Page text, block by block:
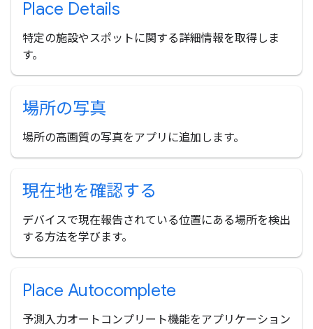
Place Details
特定の施設やスポットに関する詳細情報を取得しま
す。
場所の写真
場所の高画質の写真をアプリに追加します。
現在地を確認する
デバイスで現在報告されている位置にある場所を検出
する方法を学びます。
Place Autocomplete
予測入力オートコンプリート機能をアプリケーション